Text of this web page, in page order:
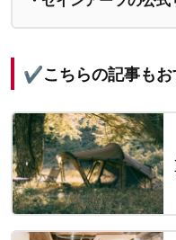
✔️こちらの記事もお